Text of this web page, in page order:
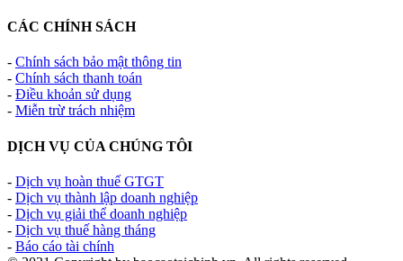
CÁC CHÍNH SÁCH
- Chính sách bảo mật thông tin
- Chính sách thanh toán
- Điều khoản sử dụng
- Miễn trừ trách nhiệm
DỊCH VỤ CỦA CHÚNG TÔI
- Dịch vụ hoàn thuế GTGT
- Dịch vụ thành lập doanh nghiệp
- Dịch vụ giải thể doanh nghiệp
- Dịch vụ thuế hàng tháng
- Báo cáo tài chính